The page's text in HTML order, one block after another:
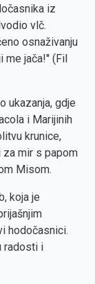
iz
vlč.
osnaživanju
me jača!'' (Fil
ukazanja, gdje
i Marijinih
krunice,
mir s papom
Misom.
koja je
hodočasnici.
radosti i